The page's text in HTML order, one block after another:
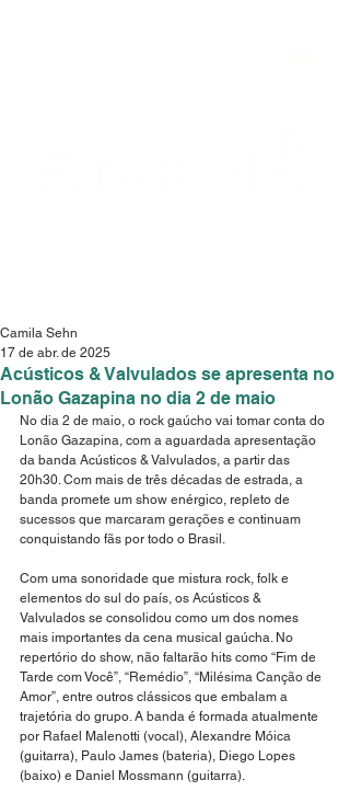
Acústicos & Valvulados se apresenta no
Lonão Gazapina no dia 2 de maio
Camila Sehn
17 de abr. de 2025
No dia 2 de maio, o rock gaúcho vai tomar conta do
Lonão Gazapina, com a aguardada apresentação
da banda Acústicos & Valvulados, a partir das
20h30. Com mais de três décadas de estrada, a
banda promete um show enérgico, repleto de
sucessos que marcaram gerações e continuam
conquistando fãs por todo o Brasil.
Com uma sonoridade que mistura rock, folk e
elementos do sul do país, os Acústicos &
Valvulados se consolidou como um dos nomes
mais importantes da cena musical gaúcha. No
repertório do show, não faltarão hits como “Fim de
Tarde com Você”, “Remédio”, “Milésima Canção de
Amor”, entre outros clássicos que embalam a
trajetória do grupo. A banda é formada atualmente
por Rafael Malenotti (vocal), Alexandre Móica
(guitarra), Paulo James (bateria), Diego Lopes
(baixo) e Daniel Mossmann (guitarra).